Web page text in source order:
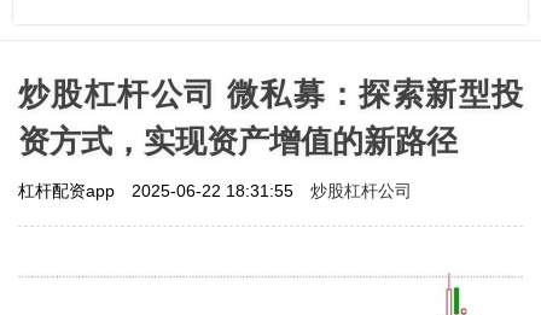
炒股杠杆公司 微私募：探索新型投
资方式，实现资产增值的新路径
杠杆配资app 2025-06-22 18:31:55 炒股杠杆公司